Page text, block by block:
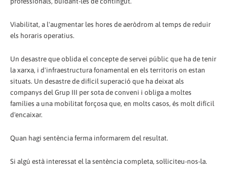
Viabilitat, a l'augmentar les hores de aeròdrom al temps de reduir
els horaris operatius.
Un desastre que oblida el concepte de servei públic que ha de tenir
la xarxa, i d'infraestructura fonamental en els territoris on estan
situats. Un desastre de difícil superació que ha deixat als
companys del Grup III per sota de conveni i obliga a moltes
famílies a una mobilitat forçosa que, en molts casos, és molt difícil
d'encaixar.
Quan hagi sentència ferma informarem del resultat.
Si algú està interessat el la sentència completa, sol·liciteu-nos-la.